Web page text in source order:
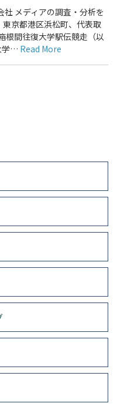
メディアの調査・分析を
京都港区浜松町、代表取
根間往復大学駅伝競走（以
学… Read More